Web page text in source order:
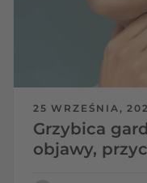
25 WRZEŚNIA,
Grzybica
objawy,